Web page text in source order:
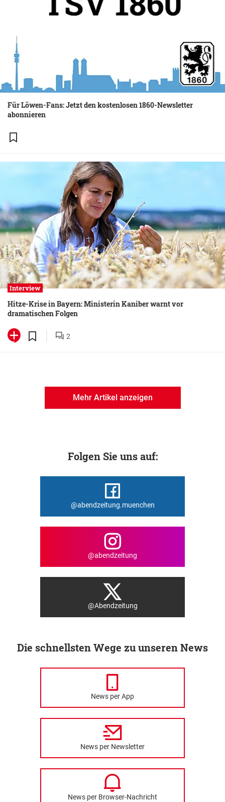
Für Löwen-Fans: Jetzt den kostenlosen 1860-Newsletter
abonnieren
Interview
Hitze-Krise in Bayern: Ministerin Kaniber warnt vor
dramatischen Folgen
2
Mehr Artikel anzeigen
Folgen Sie uns auf:
@abendzeitung.muenchen
@abendzeitung
@Abendzeitung
Die schnellsten Wege zu unseren News
News per App
News per Newsletter
News per Browser-Nachricht